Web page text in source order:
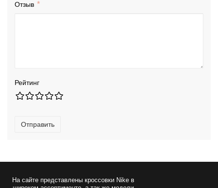
Отзыв
Рейтинг
Отправить
На сайте представлены кроссовки Nikeв